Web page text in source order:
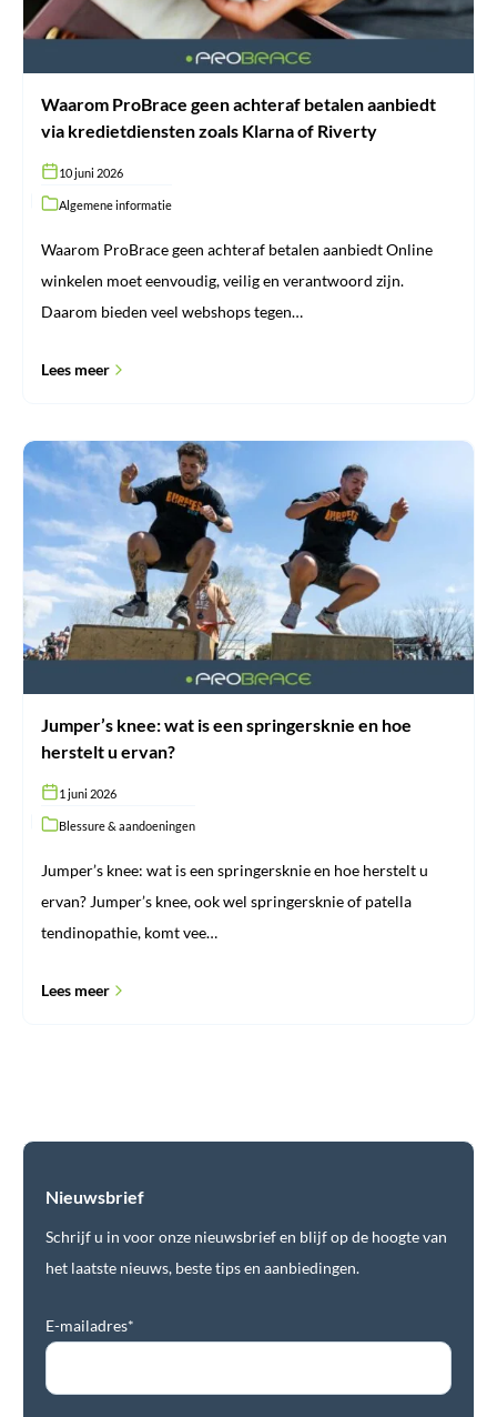
Klarna
of
Riverty
Waarom ProBrace geen achteraf betalen aanbiedt
via kredietdiensten zoals Klarna of Riverty
10 juni 2026
Algemene informatie
Waarom ProBrace geen achteraf betalen aanbiedt Online
winkelen moet eenvoudig, veilig en verantwoord zijn.
Daarom bieden veel webshops tegen…
Lees meer
Jumper’s
knee:
wat
is
een
springersknie
en
hoe
herstelt
ervan?
Jumper’s knee: wat is een springersknie en hoe
herstelt u ervan?
1 juni 2026
Blessure & aandoeningen
Jumper’s knee: wat is een springersknie en hoe herstelt u
ervan? Jumper’s knee, ook wel springersknie of patella
tendinopathie, komt vee…
Lees meer
Nieuwsbrief
Schrijf u in voor onze nieuwsbrief en blijf op de hoogte van
het laatste nieuws, beste tips en aanbiedingen.
E-mailadres*